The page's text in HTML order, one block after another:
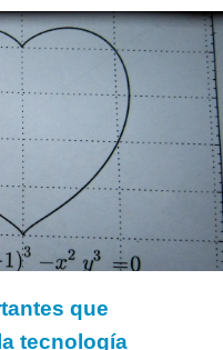
que
tecnología